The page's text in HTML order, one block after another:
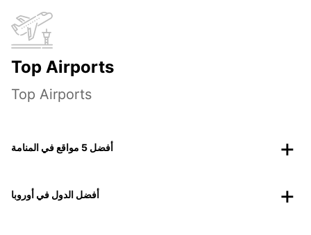
Top Airports
Top Airports
أفضل 5 مواقع في المنامة
أفضل الدول في أوروبا